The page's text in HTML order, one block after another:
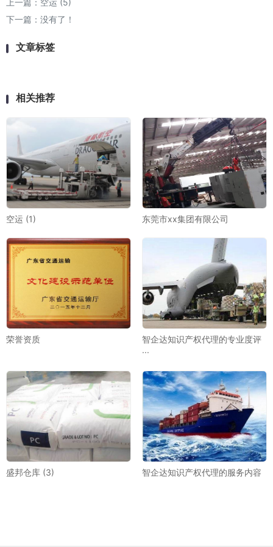
上一篇： 空运 (5)
下一篇：没有了！
文章标签
相关推荐
空运 (1) 东莞市xx集团有限公司
荣誉资质
智企达知识产权代理的专业度评
···
盛邦仓库 (3) 智企达知识产权代理的服务内容